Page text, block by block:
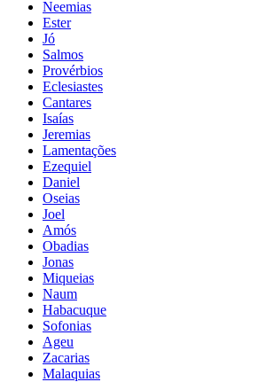
Neemias
Ester
Jó
Salmos
Provérbios
Eclesiastes
Cantares
Isaías
Jeremias
Lamentações
Ezequiel
Daniel
Oseias
Joel
Amós
Obadias
Jonas
Miqueias
Naum
Habacuque
Sofonias
Ageu
Zacarias
Malaquias